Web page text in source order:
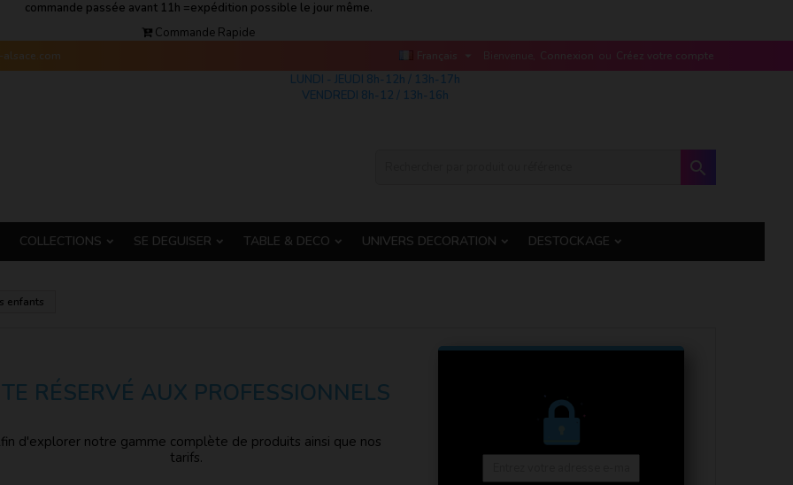
commande passée avant 11h =expédition possible le jour même.
Commande Rapide
Bienvenue, Connexion ou Créez votre compte
LUNDI - JEUDI 8h-12h / 13h-17h
VENDREDI 8h-12 / 13h-16h

COLLECTIONS SE DEGUISER TABLE & DECO UNIVERS DECORATION DESTOCKAGE
enfants
RÉSERVÉ AUX PROFESSIONNELS
d'explorer notre gamme complète de produits ainsi que nos
tarifs.